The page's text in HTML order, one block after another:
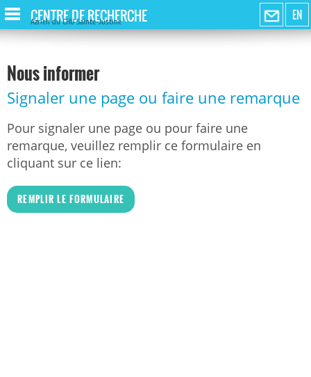
EN
CENTRE DE RECHERCHE
Azrieli du CHU Sainte-Justine
Nous informer
Signaler une page ou faire une remarque
Pour signaler une page ou pour faire une
remarque, veuillez remplir ce formulaire en
cliquant sur ce lien:
REMPLIR LE FORMULAIRE